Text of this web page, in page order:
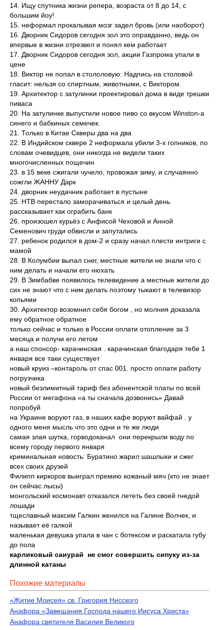
14. Ищу спутника жизни репера, возраста от 8 до 14, с
большим йоу!
15. неформал прокалывая мозг задел бровь (или наоборот)
16. Дворник Сидоров сегодня зол это оправданно, ведь он
впервые в жизни отрезвел и понял кем работает
17. Дворник Сидоров сегодня зол, акции Газпрома упали в
цене
18. Виктор не попал в стололовую: Надпись на столовой
гласит: нельзя со спиртным, животными, с Виктором.
19. Архитектор с затулинки проектировал дома в виде трешки
пиваса
20. На затулинке выпустили новое пиво со вкусом Winston-а
синего и бабкиных семечек.
21. Только в Китае Скверы два на два
22. В Индийском сквере 2 неформала убили 3-х гопников, по
словам очевидцев, они никогда не видели таких
многочисленных пощечин
23. в 15 веке сжигали чучело, провожая зиму, и случаянно
сожгли ЖАННУ Дарк
24. дворник неудачник работает в пустыне
25. НТВ перестало заморачиваться и целый день
рассказывает как ограбить банк
26. произошел курьёз с Анфисой Чеховой и Анной
Семенович груди обвисли и запутались
27. ребенок родился в дом-2 и сразу начал плести интриги с
мамой
28. В Колумбии выпал снег, местные жители не знали что с
ним делать и начали его нюхать
29. В Зимбабве появилось телевидение а местные жители до
сих не знают что с ним делать поэтому тыкают в телевизор
копьями
30. Архитектор возомнил себя богом , но молния доказала
ему обратное обратное
только сейчас и только в России оплати отопление за 3
месяца и получи его летом
а наш спонсор- карачинская . карачинская благодаря тебе 1
января все таки существует
новый круиз –контароль от спас 001. просто оплати работу
погрузчика
новый безлимитный тариф без абонентской платы по всей
России от мегафона «а ты сначала дозвонись» Давай
попробуй
на Украине воруют газ, в наших кафе воруют вайфай . у
одного меня мысль что это одни и те же люди
самая злая шутка, горводоканал они перекрыли воду по
всему городу первого января
криминальная новость: Буратино жарил шашлыки и сжег
всех своих друзей
Филипп киркоров выиграл премию кожаный мяч (кто не знает
он сейчас лысы)
монгольский космонавт отказался лететь без своей гнедой
лошади
тщеславный максим Галкин женился на Галине Волчек, и
называет её галкой
маленькая девушка упала в чан с ботексом и раскатала губу
до пола
карликовый саиурай не смог совершить сипуку из-за
длинной катаны
Похожие материалы
«Житие Моисея» св. Григория Нисского
Анафора «Завещания Господа нашего Иисуса Христа»
Анафора святителя Василия Великого